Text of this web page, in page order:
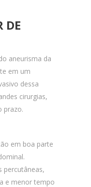
DE
aneurisma da
em um
dessa
cirurgias,
prazo.
em boa parte
percutâneas,
e menor tempo